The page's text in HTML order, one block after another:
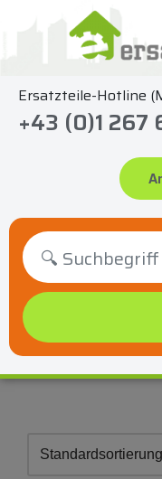
springen
Ersatzteile-Hotline
+43 (0)1 267